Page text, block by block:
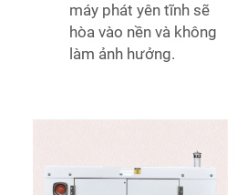
máy phát yên tĩnh sẽ
hòa vào nền và không
làm ảnh hưởng.